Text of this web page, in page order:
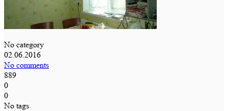
No category
02.06.2016
No comments
889
0
0
No tags